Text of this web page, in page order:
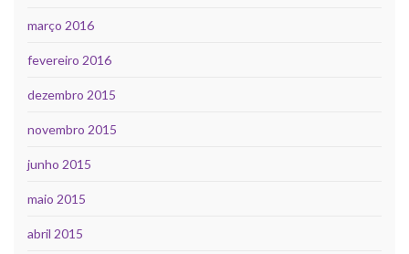
março 2016
fevereiro 2016
dezembro 2015
novembro 2015
junho 2015
maio 2015
abril 2015